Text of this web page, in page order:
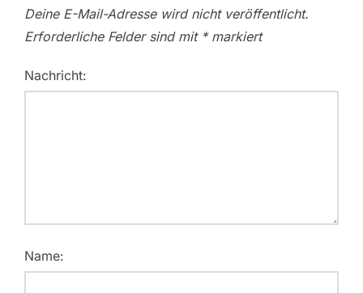
Deine E-Mail-Adresse wird nicht veröffentlicht.
Erforderliche Felder sind mit *markiert
Nachricht:
Name: